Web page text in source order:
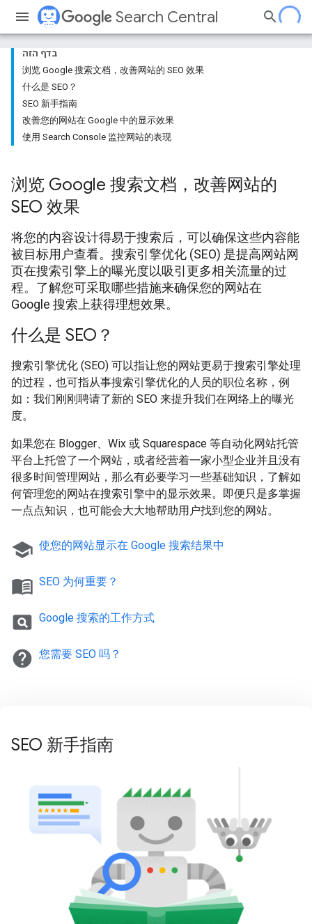
Search Central
בדף הזה
浏览 Google 搜索文档，改善网站的 SEO 效果
什么是 SEO？
SEO 新手指南
改善您的网站在 Google 中的显示效果
使用 Search Console 监控网站的表现
浏览 Google 搜索文档，改善网站的
SEO 效果
将您的内容设计得易于搜索后，可以确保这些内容能
被目标用户查看。搜索引擎优化 (SEO) 是提高网站网
页在搜索引擎上的曝光度以吸引更多相关流量的过
程。了解您可采取哪些措施来确保您的网站在
Google 搜索上获得理想效果。
什么是 SEO？
搜索引擎优化 (SEO) 可以指让您的网站更易于搜索引擎处理
的过程，也可指从事搜索引擎优化的人员的职位名称，例
如：我们刚刚聘请了新的 SEO 来提升我们在网络上的曝光
度。
如果您在 Blogger、Wix 或 Squarespace 等自动化网站托管
平台上托管了一个网站，或者经营着一家小型企业并且没有
很多时间管理网站，那么有必要学习一些基础知识，了解如
何管理您的网站在搜索引擎中的显示效果。即便只是多掌握
一点点知识，也可能会大大地帮助用户找到您的网站。
school 使您的网站显示在 Google 搜索结果中
menu_book SEO 为何重要？
pageview Google 搜索的工作方式
help 您需要 SEO 吗？
SEO 新手指南